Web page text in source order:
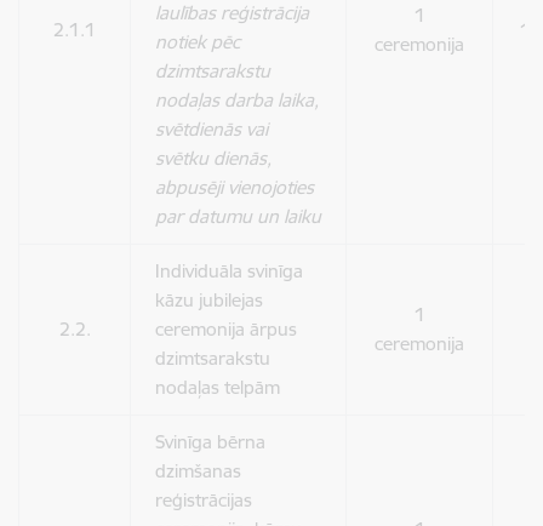
2.1.1
laulības reģistrācija
notiek pēc
dzimtsarakstu
nodaļas darba laika,
svētdienās vai
svētku dienās,
abpusēji vienojoties
par datumu un laiku
1
ceremonija
2.2.
Individuāla svinīga
kāzu jubilejas
ceremonija ārpus
dzimtsarakstu
nodaļas telpām
1
ceremonija
Svinīga bērna
dzimšanas
reģistrācijas